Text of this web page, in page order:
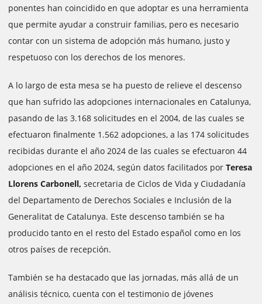
ponentes han coincidido en que adoptar es una herramienta
que permite ayudar a construir familias, pero es necesario
contar con un sistema de adopción más humano, justo y
respetuoso con los derechos de los menores.
A lo largo de esta mesa se ha puesto de relieve el descenso
que han sufrido las adopciones internacionales en Catalunya,
pasando de las 3.168 solicitudes en el 2004, de las cuales se
efectuaron finalmente 1.562 adopciones, a las 174 solicitudes
recibidas durante el año 2024 de las cuales se efectuaron 44
adopciones en el año 2024, según datos facilitados por Teresa
Llorens Carbonell, secretaria de Ciclos de Vida y Ciudadanía
del Departamento de Derechos Sociales e Inclusión de la
Generalitat de Catalunya. Este descenso también se ha
producido tanto en el resto del Estado español como en los
otros países de recepción.
También se ha destacado que las jornadas, más allá de un
análisis técnico, cuenta con el testimonio de jóvenes